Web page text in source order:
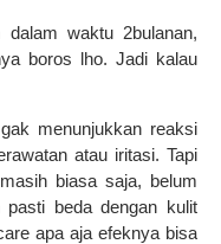
waktu 2bulanan,
boros lho. Jadi kalau
menunjukkan reaksi
atau iritasi. Tapi
biasa saja, belum
beda dengan kulit
apa aja efeknya bisa